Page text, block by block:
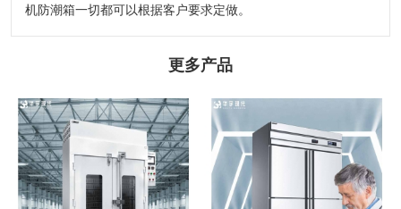
机防潮箱一切都可以根据客户要求定做。
更多产品
恒温老化柜 医用恒温恒湿柜